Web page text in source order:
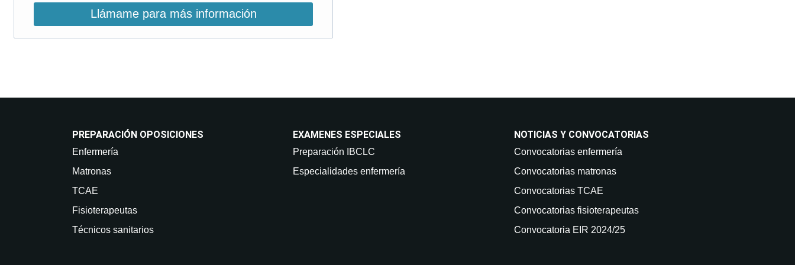
Llámame para más información
PREPARACIÓN OPOSICIONES
Enfermería
Matronas
TCAE
Fisioterapeutas
Técnicos sanitarios
EXAMENES ESPECIALES
Preparación IBCLC
Especialidades enfermería
NOTICIAS Y CONVOCATORIAS
Convocatorias enfermería
Convocatorias matronas
Convocatorias TCAE
Convocatorias fisioterapeutas
Convocatoria EIR 2024/25